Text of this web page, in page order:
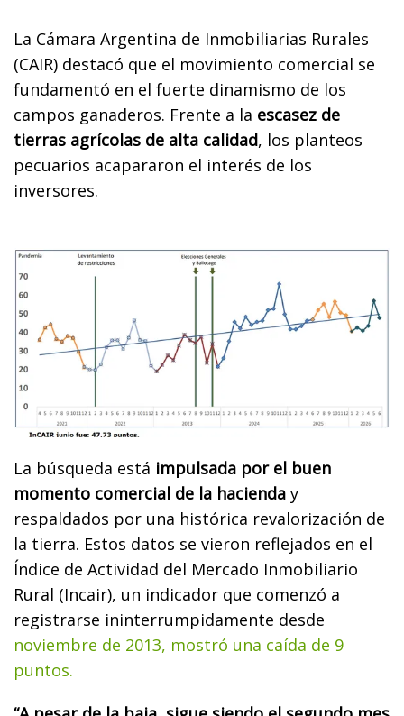
La Cámara Argentina de Inmobiliarias Rurales
(CAIR) destacó que el movimiento comercial se
fundamentó en el fuerte dinamismo de los
campos ganaderos. Frente a la escasez de
tierras agrícolas de alta calidad, los planteos
pecuarios acapararon el interés de los
inversores.
La búsqueda está impulsada por el buen
momento comercial de la hacienda y
respaldados por una histórica revalorización de
la tierra. Estos datos se vieron reflejados en el
Índice de Actividad del Mercado Inmobiliario
Rural (Incair), un indicador que comenzó a
registrarse ininterrumpidamente desde
noviembre de 2013, mostró una caída de 9
puntos.